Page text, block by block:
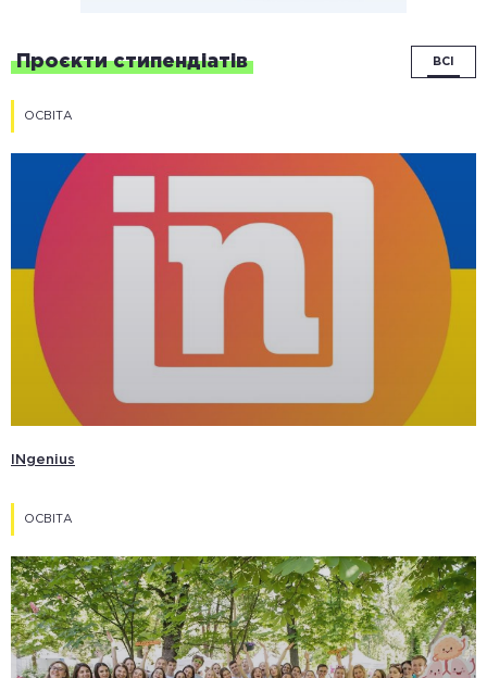
Проєкти стипендіатів ВСІ
ОСВІТА
INgenius
ОСВІТА